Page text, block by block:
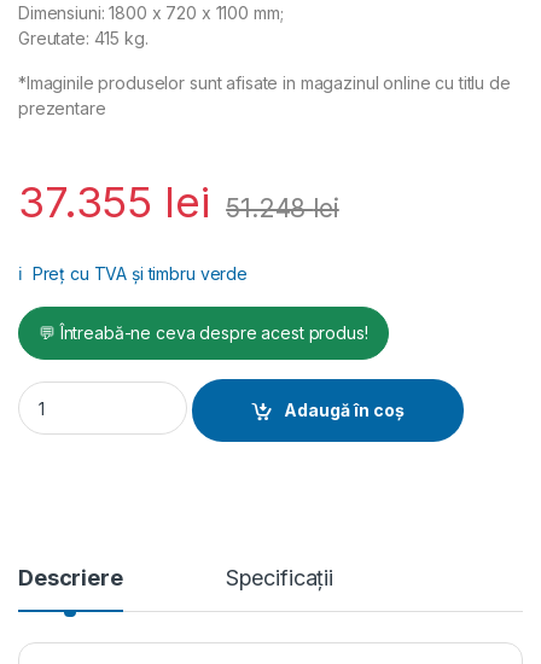
Dimensiuni: 1800 x 720 x 1100 mm;
Greutate: 415 kg.
*Imaginile produselor sunt afisate in magazinul online cu titlu de
prezentare
37.355 lei 51.248lei
ℹ️ Preț cu TVA și timbru verde
💬 Întreabă-ne ceva despre acest produs!
Masina pentru debitat si despicat lemn cu bandă
Adaugă în coș
Descriere Specificații